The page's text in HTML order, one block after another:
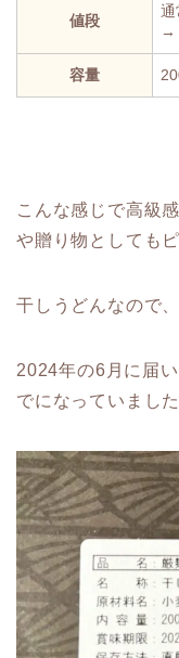
値段
通
→
容量
こんな感じで高級
や贈り物としても
干しうどんなので
2024年の6月に届
でになっていました